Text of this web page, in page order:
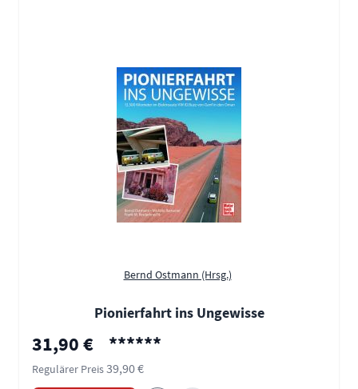
Bernd Ostmann (Hrsg.)
Pionierfahrt ins Ungewisse
Sonderpreis
31,90 € ******
Regulärer Preis39,90 €